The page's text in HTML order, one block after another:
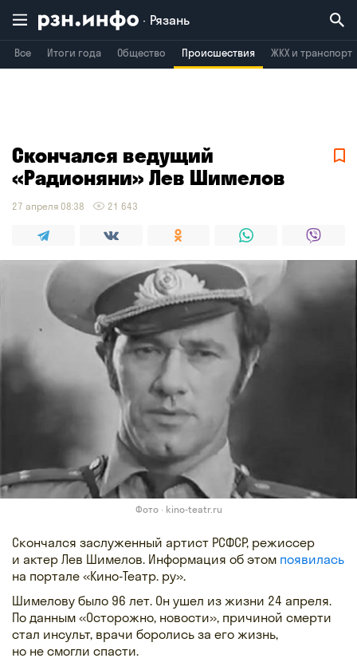
Рязань
Все Итоги года Общество Происшествия ЖКХ и транспорт
Воронеж Брянск
Скончался ведущий
«Радионяни» Лев Шимелов
27 апреля 08:38 21 643
Фото · kino-teatr.ru
Скончался заслуженный артист РСФСР, режиссер
и актер Лев Шимелов. Информация об этом появилась
на портале «Кино-Театр. ру».
Шимелову было 96 лет. Он ушел из жизни 24 апреля.
По данным «Осторожно, новости», причиной смерти
стал инсульт, врачи боролись за его жизнь,
но не смогли спасти.